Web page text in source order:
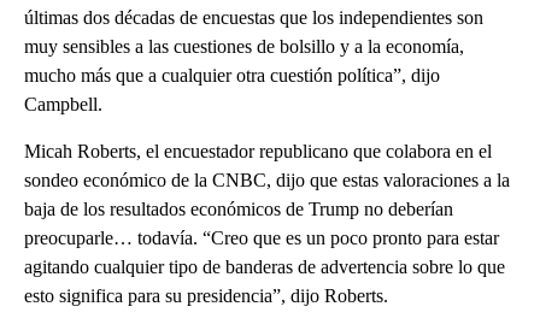
últimas dos décadas de encuestas que los independientes son
muy sensibles a las cuestiones de bolsillo y a la economía,
mucho más que a cualquier otra cuestión política”, dijo
Campbell.
Micah Roberts, el encuestador republicano que colabora en el
sondeo económico de la CNBC, dijo que estas valoraciones a la
baja de los resultados económicos de Trump no deberían
preocuparle… todavía. “Creo que es un poco pronto para estar
agitando cualquier tipo de banderas de advertencia sobre lo que
esto significa para su presidencia”, dijo Roberts.